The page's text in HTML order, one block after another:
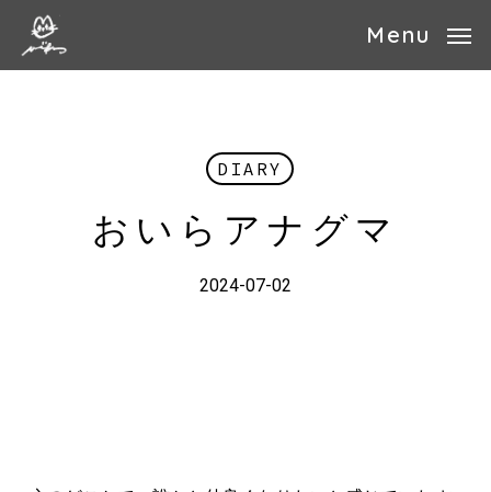
Menu
DIARY
おいらアナグマ
2024-07-02